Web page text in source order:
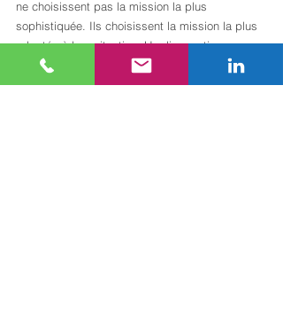
ne choisissent pas la mission la plus
sophistiquée. Ils choisissent la mission la plus
adaptée à leur situation. Un diagnostic
d’exploitation bien conduit sur un immeuble
tertiaire peut révéler des économies de charges